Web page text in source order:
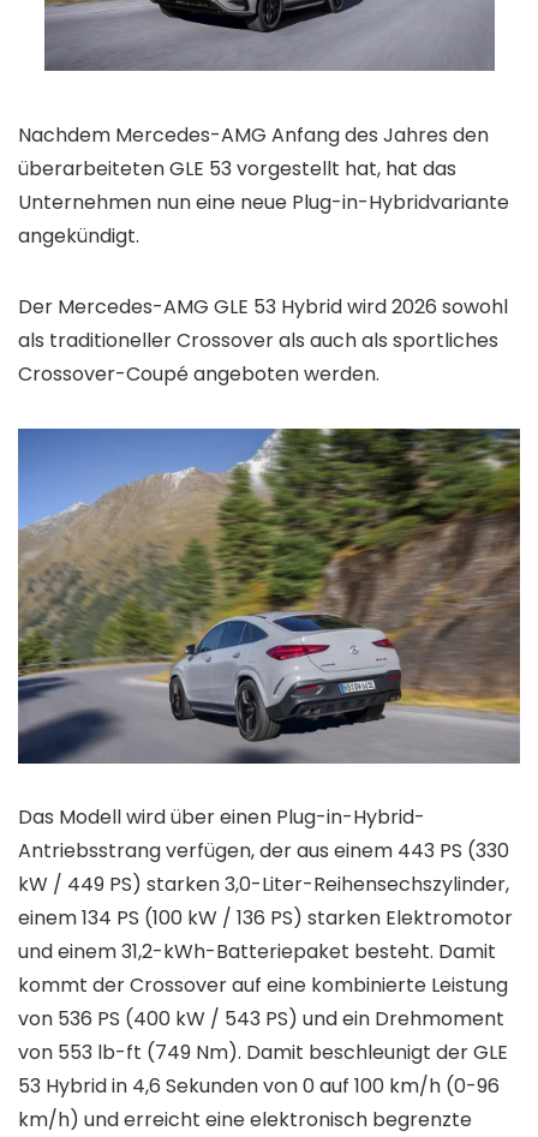
Nachdem Mercedes-AMG Anfang des Jahres den
überarbeiteten GLE 53 vorgestellt hat, hat das
Unternehmen nun eine neue Plug-in-Hybridvariante
angekündigt.
Der Mercedes-AMG GLE 53 Hybrid wird 2026 sowohl
als traditioneller Crossover als auch als sportliches
Crossover-Coupé angeboten werden.
Das Modell wird über einen Plug-in-Hybrid-
Antriebsstrang verfügen, der aus einem 443 PS (330
kW / 449 PS) starken 3,0-Liter-Reihensechszylinder,
einem 134 PS (100 kW / 136 PS) starken Elektromotor
und einem 31,2-kWh-Batteriepaket besteht. Damit
kommt der Crossover auf eine kombinierte Leistung
von 536 PS (400 kW / 543 PS) und ein Drehmoment
von 553 lb-ft (749 Nm). Damit beschleunigt der GLE
53 Hybrid in 4,6 Sekunden von 0 auf 100 km/h (0-96
km/h) und erreicht eine elektronisch begrenzte